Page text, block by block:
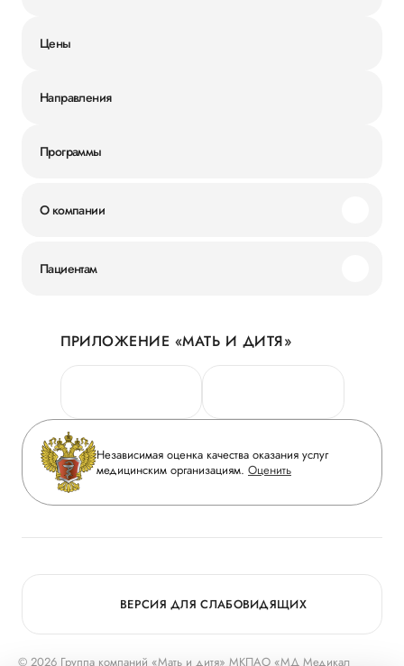
Цены
Направления
Программы
О компании
Новости
Руководство
Сотрудничество
Инвесторам
Журнал «Мать и дитя»
Вакансии
Медицинский туризм
Пациентам
Личный кабинет
Персональные данные
Горячая линия качества
Вопрос-ответ
Приложение пациента
Статьи
ПРИЛОЖЕНИЕ «МАТЬ И ДИТЯ»
Независимая оценка качества оказания услуг
медицинским организациям. Оценить
© 2026 Группа компаний «Мать и дитя» МКПАО «МД Медикал
ВЕРСИЯ ДЛЯ СЛАБОВИДЯЩИХ